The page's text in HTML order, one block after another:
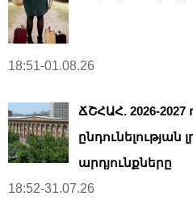
18:51-01.08.26
ՃՇՀԱՀ. 2026-
ընդունելության
արդյունքները
18:52-31.07.26